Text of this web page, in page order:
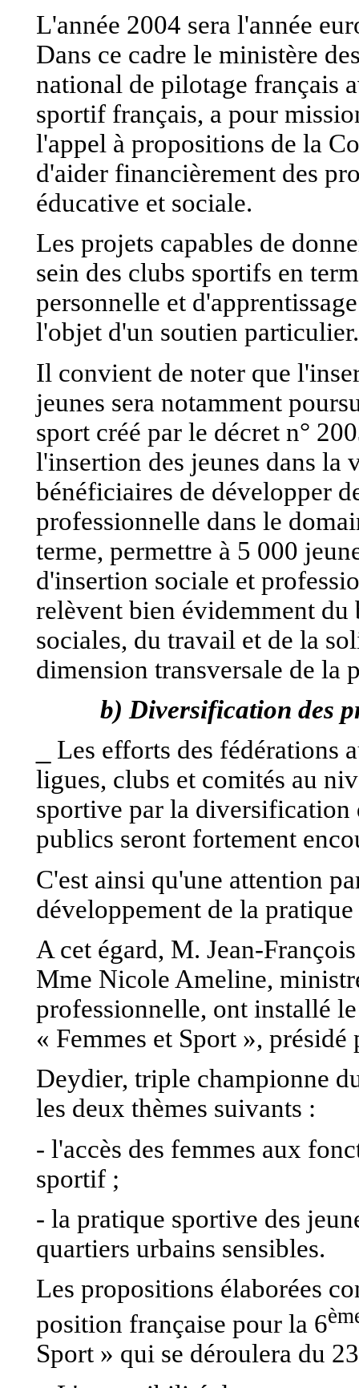
L'année 2004 sera l'année
Dans ce cadre le ministère
national de pilotage français
sportif français, a pour
l'appel à propositions de la
d'aider financièrement des
éducative et sociale.
Les projets capables de
sein des clubs sportifs en
personnelle et
l'objet d'un soutien particulier.
Il convient de noter que
jeunes sera notamment
sport créé par le décret n°
l'insertion des jeunes dans la
bénéficiaires de développer
professionnelle dans le
terme, permettre à 5 000
d'insertion sociale et
relèvent bien évidemment du
sociales, du travail et de la
dimension transversale de
b) Diversification des
Les efforts des fédérations
ligues, clubs et comités au
sportive par la diversification
publics seront fortement
C'est ainsi qu'une attention
développement de la
A cet égard, M. Jean-
Mme Nicole Ameline,
professionnelle, ont installé
« Femmes et Sport »,
Deydier, triple championne
les deux thèmes suivants :
- l'accès des femmes aux
sportif ;
- la pratique sportive des
quartiers urbains sensibles.
Les propositions élaborées
position française pour la 6
Sport » qui se déroulera du